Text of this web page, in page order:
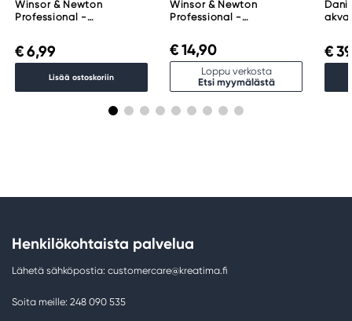
Winsor & Newton
Professional -
€ 6,99
Lisää ostoskoriin
Winsor & Newton
Professional -
Payne's Gray 465
€ 14,90
Loppu verkosta
Etsi myymälästä
€
Henkilökohtaista palvelua
Lähetä sähköpostia: customercare@kreatima.fi
Soita meille: 248 090 535